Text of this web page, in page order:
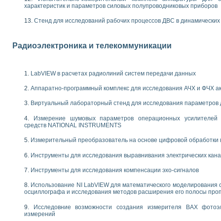
путем моделирования технологических процессов пищевых
процессом цементирования нефтегазовых скважин
INSTRUMENTS при разработке автоматизированного комплекса
для исследова¬ния электрофизических свойств аморфного
переходных процессов при коротких замыканиях в узлах электрических
швов на базе технологий фирмы NATIONAL INSTRUMENTS
неиндустриальных камер в производственных условиях
эффективности систем управления в интегрированных средах
стенда по измерению профиля зеркальной антенны и построению
комплексы для вузов, осуществляющих подготовку специалистов по
в процесе изучения специальных дисциплин в технических
«Цифровые вычислительные устройства и микропроцессоры
теории коммутации
для создания лабораторного практикума по измерениям магнитных
характеристик и параметров силовых полупроводниковых приборов
Стенд для исследований рабочих процессов ДВС в
Радиоэлектроника и телекоммуникации
LabVIEW в расчетах радиолиний систем передачи данных
Аппаратно-программный комплекс для исследования АЧХ и ФЧХ
Виртуальный лабораторный стенд для исследования
Измерение шумовых параметров операционных
средств NATIONAL INSTRUMENTS
Измерительный преобразователь на основе цифровой обработки
Инструменты для исследования выравнивания электрических
Инструменты для исследования компенсации эхо-сигналов
Использование NI LabVIEW для математического моделирования
осциллографа и исследования методов расширения его полосы
Исследовние возможности создания измерителя ВАХ
измерений